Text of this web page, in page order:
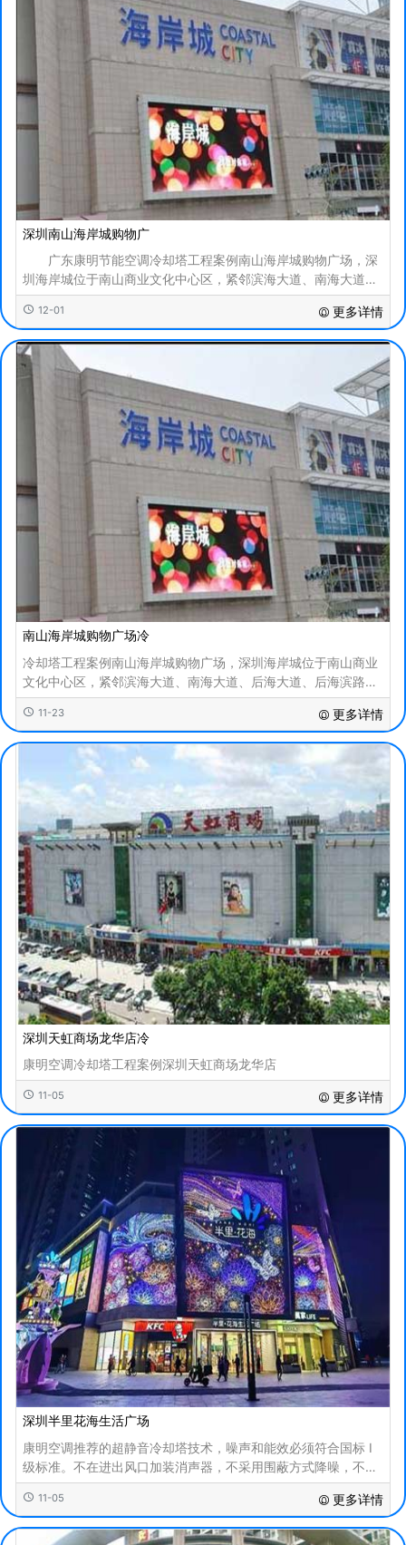
深圳南山海岸城购物广
广东康明节能空调冷却塔工程案例南山海岸城购物广场，深
圳海岸城位于南山商业文化中心区，紧邻滨海大道、南海大道、
后海大道、后海滨路、创业路等南山区的五条城
12-01 更多详情
南山海岸城购物广场冷
冷却塔工程案例南山海岸城购物广场，深圳海岸城位于南山商业
文化中心区，紧邻滨海大道、南海大道、后海大道、后海滨路、
创业路等南山区的五条城市主干道。海岸城由东
11-23 更多详情
深圳天虹商场龙华店冷
康明空调冷却塔工程案例深圳天虹商场龙华店
11-05 更多详情
深圳半里花海生活广场
康明空调推荐的超静音冷却塔技术，噪声和能效必须符合国标 I
级标准。不在进出风口加装消声器，不采用围蔽方式降噪，不牺
牲散热效率和设计风量，不采用变频方式降低转速，
11-05 更多详情